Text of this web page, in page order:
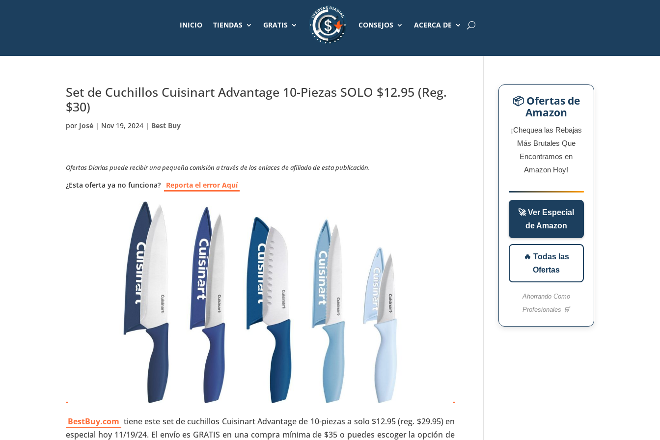
INICIO TIENDAS GRATIS CONSEJOS ACERCA DE
Set de Cuchillos Cuisinart Advantage 10-Piezas SOLO $12.95 (Reg.
$30)
por José | Nov 19, 2024 | Best Buy
Ofertas Diarias puede recibir una pequeña comisión a través de los enlaces de afiliado de esta publicación.
¿Esta oferta ya no funciona? Reporta el error Aquí
BestBuy.com tiene este set de cuchillos Cuisinart Advantage de 10-piezas a solo $12.95 (reg. $29.95) en
especial hoy 11/19/24. El envío es GRATIS en una compra mínima de $35 o puedes escoger la opción de
📦 Ofertas de
Amazon
¡Chequea las Rebajas
Más Brutales Que
Encontramos en
Amazon Hoy!
🚀 Ver Especial
de Amazon
🔥 Todas las
Ofertas
Ahorrando Como
Profesionales 🛒